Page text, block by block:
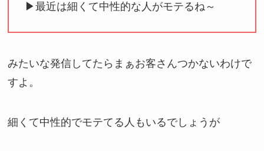
▶最近は細くて中性的な人がモテるね～
みたいな発信してたらまぁお客さんつかないわけで
すよ。
細くて中性的でモテてる人もいるでしょうが